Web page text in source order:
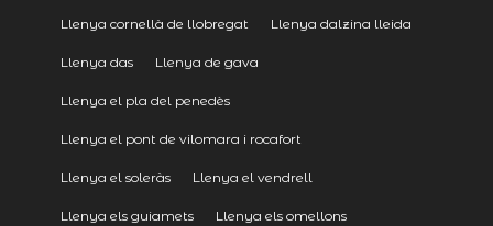
Llenya cornellà de llobregat Llenya dalzina lleida
Llenya das Llenya de gava
Llenya el pla del penedès
Llenya el pont de vilomara i rocafort
Llenya el soleràs Llenya el vendrell
Llenya els guiamets Llenya els omellons